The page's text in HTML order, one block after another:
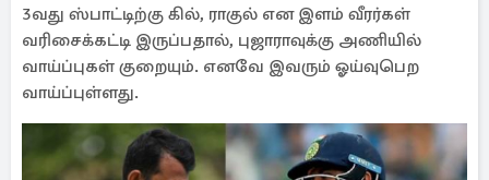
3வது ஸ்பாட்டிற்கு கில், ராகுல் என இளம் வீரர்கள்
வரிசைக்கட்டி இருப்பதால், புஜாராவுக்கு அணியில்
வாய்ப்புகள் குறையும். எனவே இவரும் ஓய்வுபெற
வாய்ப்புள்ளது.